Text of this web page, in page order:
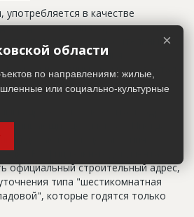
употребляется в качестве
до окончания строительства,
почтовый адрес. Строительный
трех частей: названия
(возможно, улицы), номера квартала
(владения).
адресом можно считать адрес,
документах. Иногда
делают свои добавления
В официальных документах
официальный строительный адрес,
типа "шестикомнатная
которые годятся только
×
области
по направлениям: жилые,
или социально-культурные